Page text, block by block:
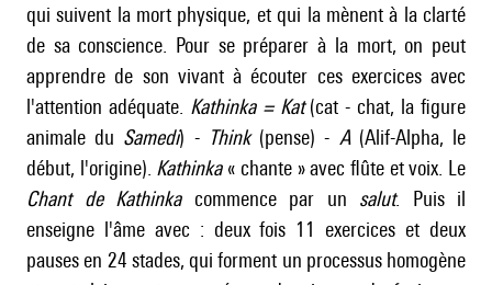
qui suivent la mort physique, et qui la mènent à la clarté
de sa conscience. Pour se préparer à la mort, on peut
apprendre de son vivant à écouter ces exercices avec
l'attention adéquate. Kathinka = Kat(cat - chat, la figure
animale du Samedi) - Think(pense) - A (Alif-Alpha, le
début, l'origine). Kathinka« chante » avec flûte et voix. Le
Chant de Kathinka commence par un salut. Puis il
enseigne l'âme avec : deux fois 11 exercices et deux
pauses en 24 stades, qui forment un processus homogène